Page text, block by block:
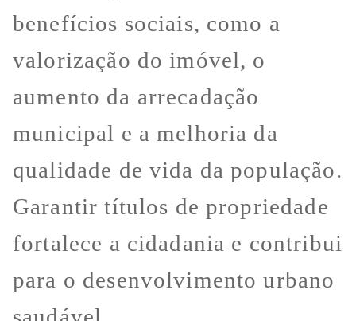
benefícios sociais, como a
valorização do imóvel, o
aumento da arrecadação
municipal e a melhoria da
qualidade de vida da população.
Garantir títulos de propriedade
fortalece a cidadania e contribui
para o desenvolvimento urbano